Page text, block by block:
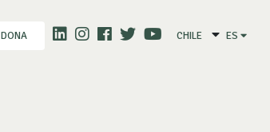
DONA CHILE ES